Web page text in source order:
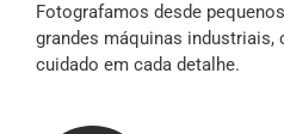
Fotografamos desde
grandes máquinas industriais,
cuidado em cada detalhe.